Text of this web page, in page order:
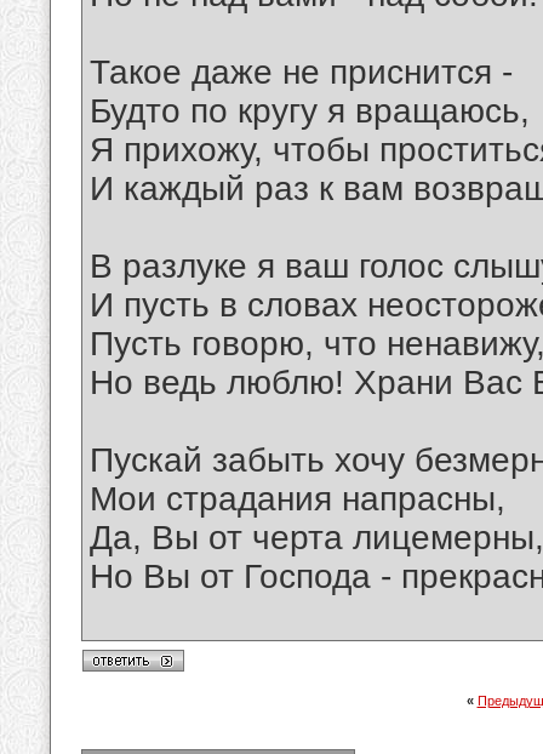
Такое даже не приснится -
Будто по кругу я вращаюсь,
Я прихожу, чтобы
И каждый раз к вам
В разлуке я ваш голос
И пусть в словах
Пусть говорю, что
Но ведь люблю! Храни Вас
Пускай забыть хочу
Мои страдания напрасны,
Да, Вы от черта лицемерны,
Но Вы от Господа -
«